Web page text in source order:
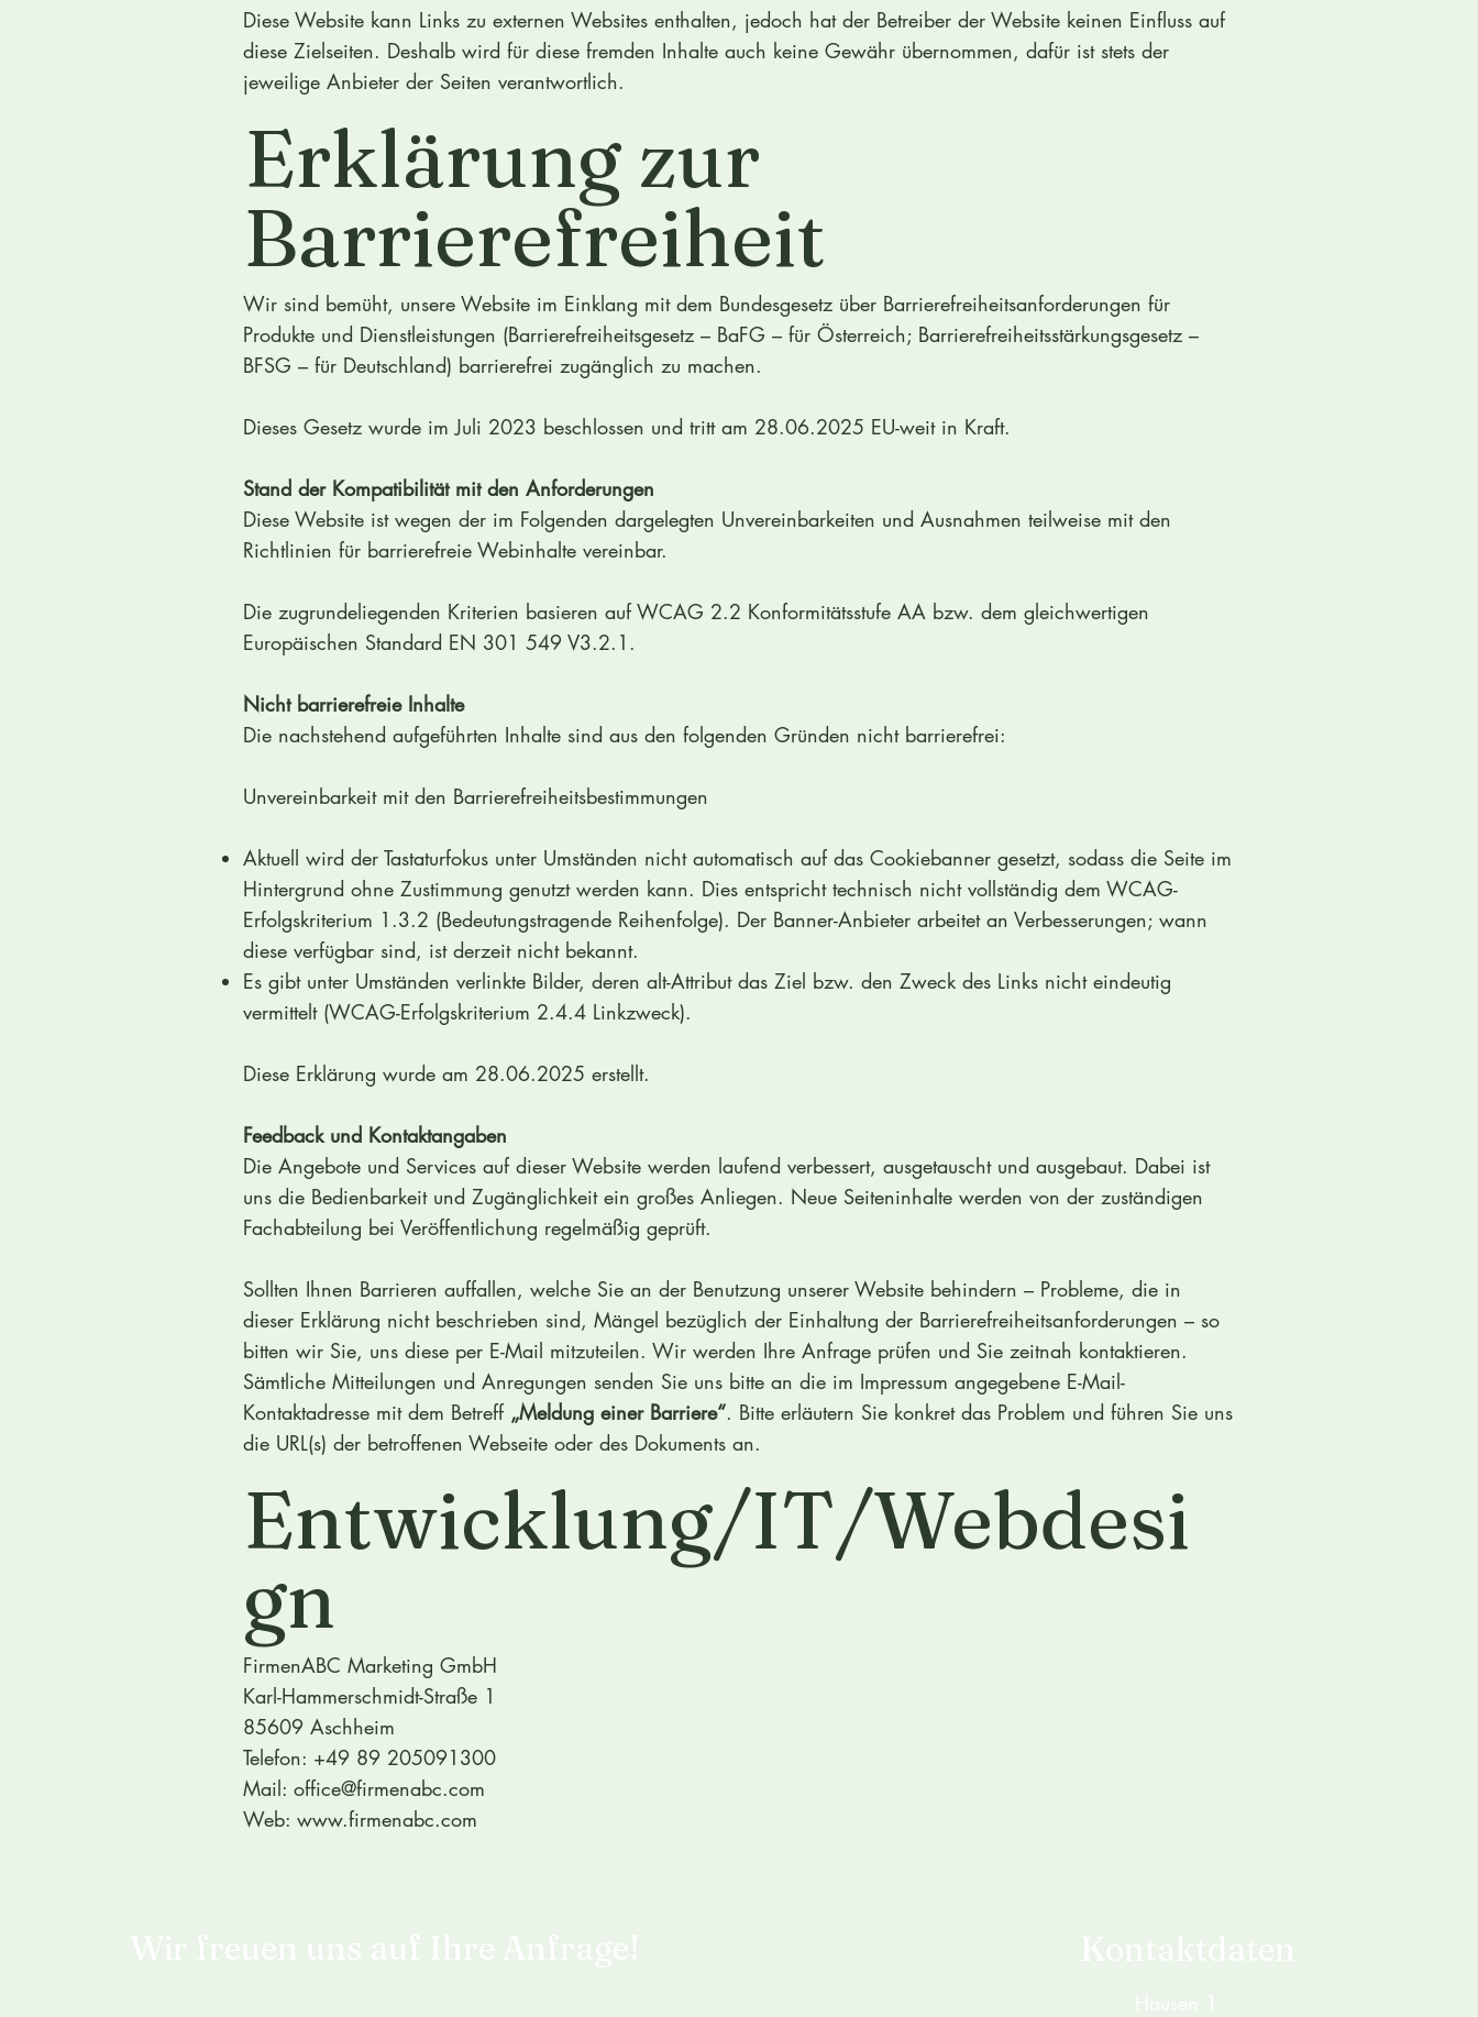
Diese Website kann Links zu externen Websites enthalten, jedoch hat der Betreiber der Website keinen Einfluss auf
diese Zielseiten. Deshalb wird für diese fremden Inhalte auch keine Gewähr übernommen, dafür ist stets der
jeweilige Anbieter der Seiten verantwortlich.
Erklärung zur
Barrierefreiheit
Wir sind bemüht, unsere Website im Einklang mit dem Bundesgesetz über Barrierefreiheitsanforderungen für
Produkte und Dienstleistungen (Barrierefreiheitsgesetz – BaFG – für Österreich; Barrierefreiheitsstärkungsgesetz –
BFSG – für Deutschland) barrierefrei zugänglich zu machen.
Dieses Gesetz wurde im Juli 2023 beschlossen und tritt am 28.06.2025 EU-weit in Kraft.
Stand der Kompatibilität mit den Anforderungen
Diese Website ist wegen der im Folgenden dargelegten Unvereinbarkeiten und Ausnahmen teilweise mit den
Richtlinien für barrierefreie Webinhalte vereinbar.
Die zugrundeliegenden Kriterien basieren auf WCAG 2.2 Konformitätsstufe AA bzw. dem gleichwertigen
Europäischen Standard EN 301 549 V3.2.1.
Nicht barrierefreie Inhalte
Die nachstehend aufgeführten Inhalte sind aus den folgenden Gründen nicht barrierefrei:
Unvereinbarkeit mit den Barrierefreiheitsbestimmungen
Aktuell wird der Tastaturfokus unter Umständen nicht automatisch auf das Cookiebanner gesetzt, sodass die Seite im
Hintergrund ohne Zustimmung genutzt werden kann. Dies entspricht technisch nicht vollständig dem WCAG-
Erfolgskriterium 1.3.2 (Bedeutungstragende Reihenfolge). Der Banner-Anbieter arbeitet an Verbesserungen; wann
diese verfügbar sind, ist derzeit nicht bekannt.
Es gibt unter Umständen verlinkte Bilder, deren alt-Attribut das Ziel bzw. den Zweck des Links nicht eindeutig
vermittelt (WCAG-Erfolgskriterium 2.4.4 Linkzweck).
Diese Erklärung wurde am 28.06.2025 erstellt.
Feedback und Kontaktangaben
Die Angebote und Services auf dieser Website werden laufend verbessert, ausgetauscht und ausgebaut. Dabei ist
uns die Bedienbarkeit und Zugänglichkeit ein großes Anliegen. Neue Seiteninhalte werden von der zuständigen
Fachabteilung bei Veröffentlichung regelmäßig geprüft.
Sollten Ihnen Barrieren auffallen, welche Sie an der Benutzung unserer Website behindern – Probleme, die in
dieser Erklärung nicht beschrieben sind, Mängel bezüglich der Einhaltung der Barrierefreiheitsanforderungen – so
bitten wir Sie, uns diese per E-Mail mitzuteilen. Wir werden Ihre Anfrage prüfen und Sie zeitnah kontaktieren.
Sämtliche Mitteilungen und Anregungen senden Sie uns bitte an die im Impressum angegebene E-Mail-
Kontaktadresse mit dem Betreff „Meldung einer Barriere“. Bitte erläutern Sie konkret das Problem und führen Sie uns
die URL(s) der betroffenen Webseite oder des Dokuments an.
Entwicklung/IT/Webdesi
gn
FirmenABC Marketing GmbH
Karl-Hammerschmidt-Straße 1
85609 Aschheim
Telefon: +49 89 205091300
Mail:office@firmenabc.com
Web:www.firmenabc.com